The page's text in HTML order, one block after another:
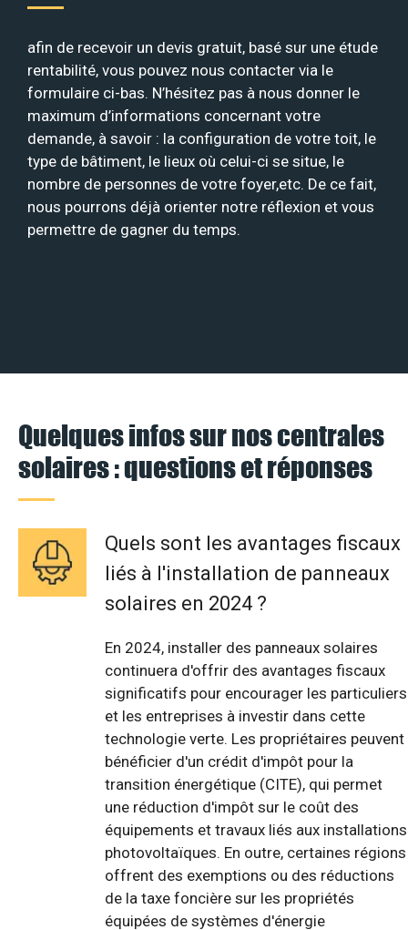
afin de recevoir un devis gratuit, basé sur une étude
rentabilité, vous pouvez nous contacter via le
formulaire ci-bas. N’hésitez pas à nous donner le
maximum d’informations concernant votre
demande, à savoir : la configuration de votre toit, le
type de bâtiment, le lieux où celui-ci se situe, le
nombre de personnes de votre foyer,etc. De ce fait,
nous pourrons déjà orienter notre réflexion et vous
permettre de gagner du temps.
Quelques infos sur nos centrales
solaires : questions et réponses
Quels sont les avantages fiscaux
liés à l'installation de panneaux
solaires en 2024 ?
En 2024, installer des panneaux solaires
continuera d'offrir des avantages fiscaux
significatifs pour encourager les particuliers
et les entreprises à investir dans cette
technologie verte. Les propriétaires peuvent
bénéficier d'un crédit d'impôt pour la
transition énergétique (CITE), qui permet
une réduction d'impôt sur le coût des
équipements et travaux liés aux installations
photovoltaïques. En outre, certaines régions
offrent des exemptions ou des réductions
de la taxe foncière sur les propriétés
équipées de systèmes d'énergie